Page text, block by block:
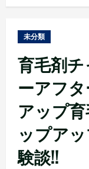
未分類
育毛剤
ーアフ
アップ
ップア
験談!!